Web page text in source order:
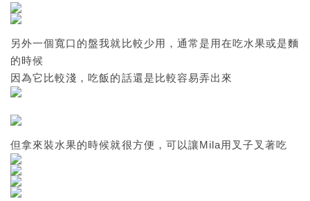
另外一個寬口的盤我就比較少用，通常是用在吃水果或是麵
的時候
因為它比較淺，吃飯的話還是比較容易弄出來
但拿來裝水果的時候就很方便，可以讓Mila用叉子叉著吃